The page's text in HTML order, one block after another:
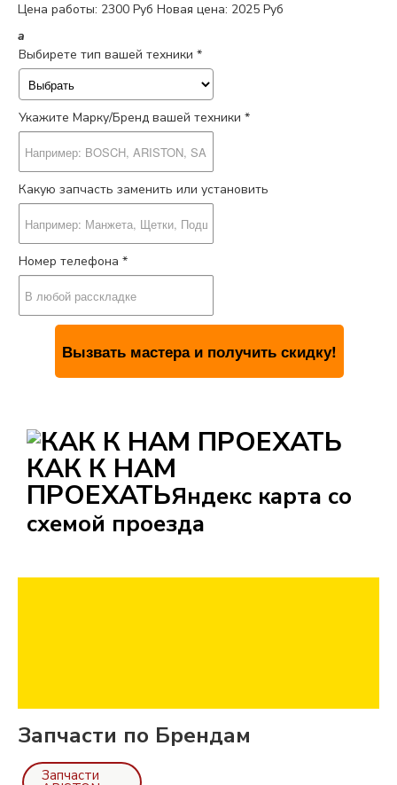
Цена работы: 2300 Руб Новая цена: 2025 Руб
a
Выбирете тип вашей техники *
Укажите Марку/Бренд вашей техники *
Какую запчасть заменить или установить
Номер телефона *
КАК К НАМ
ПРОЕХАТЬЯндекс карта со
схемой проезда
Запчасти по Брендам
Запчасти